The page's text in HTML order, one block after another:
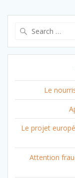
Le
Le projet
Attention